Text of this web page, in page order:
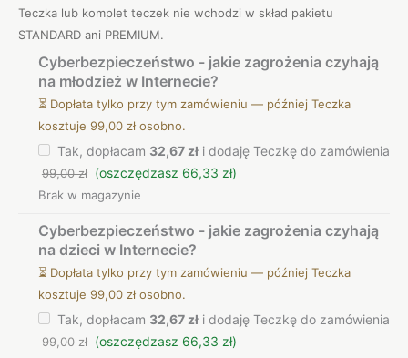
Teczka lub komplet teczek nie wchodzi w skład pakietu
STANDARD ani PREMIUM.
Cyberbezpieczeństwo - jakie zagrożenia czyhają
na młodzież w Internecie?
⏳ Dopłata tylko przy tym zamówieniu — później Teczka
kosztuje 99,00 zł osobno.
Tak, dopłacam 32,67 złi dodaję Teczkę do zamówienia
99,00 zł (oszczędzasz 66,33 zł)
Brak w magazynie
Cyberbezpieczeństwo - jakie zagrożenia czyhają
na dzieci w Internecie?
⏳ Dopłata tylko przy tym zamówieniu — później Teczka
kosztuje 99,00 zł osobno.
Tak, dopłacam 32,67 złi dodaję Teczkę do zamówienia
99,00 zł (oszczędzasz 66,33 zł)